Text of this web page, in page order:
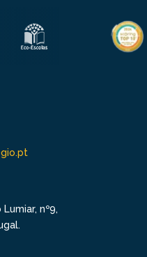
nº9,